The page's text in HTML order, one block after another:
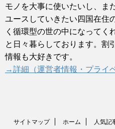
モノを大事に使いたいし、ま
ユースしていきたい四国在住
く循環型の世の中になってく
と日々暮らしております。割
情報も大好きです。
→詳細（運営者情報・プライ
サイトマップ ホーム 人気記